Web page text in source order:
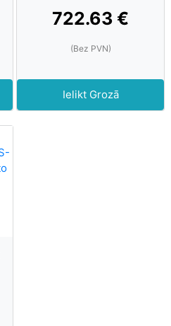
722.63 €
(Bez PVN)
Ielikt Grozā